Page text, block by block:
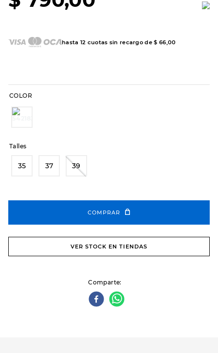
hasta 12 cuotas sin recargo de$ 66 00
COLOR
Talles
35 37 39
COMPRAR
VER STOCK EN TIENDAS
Comparte